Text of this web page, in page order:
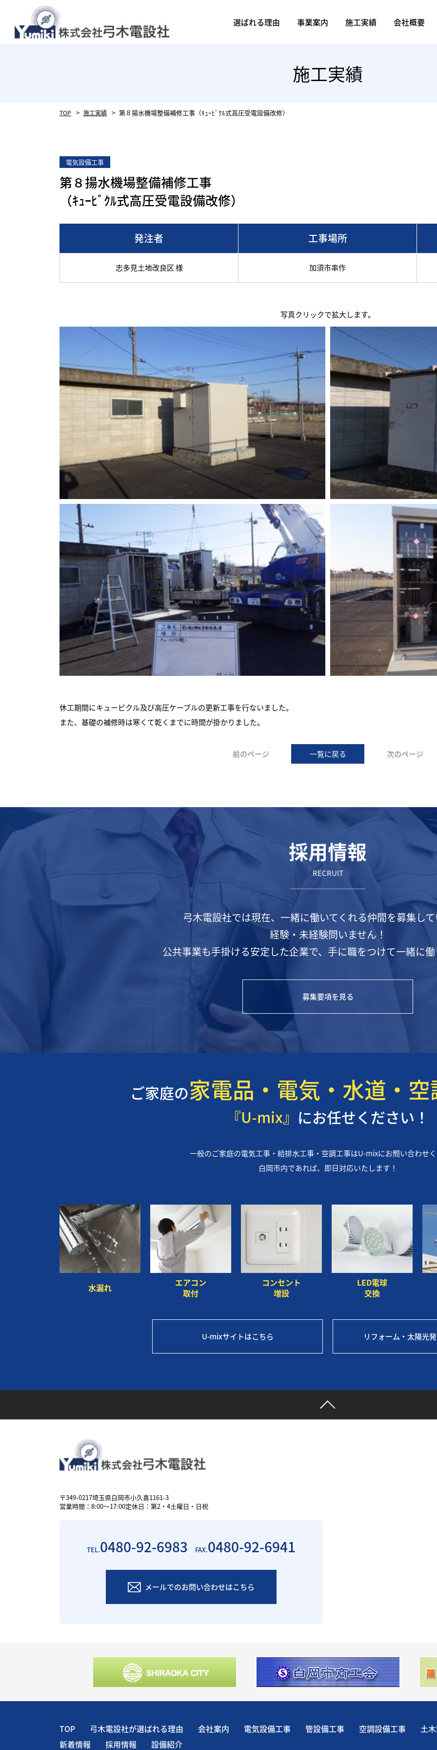
選ばれる理由
事業案内
施工実績
会社概要
施工実績
TOP 施工実績 第８揚水機場整備補修工事（ｷｭｰﾋﾞｸﾙ式高圧受電設備改修）
電気設備工事
第８揚水機場整備補修工事
（ｷｭｰﾋﾞｸﾙ式高圧受電設備改修）
発注者 工事場所
志多見土地改良区 様 加須市串作
写真クリックで拡大します。
休工期間にキュービクル及び高圧ケーブルの更新工事を行ないました。
また、基礎の補修時は寒くて乾くまでに時間が掛かりました。
前のページ 一覧に戻る 次のページ
採用情報
RECRUIT
弓木電設社では現在、一緒に働いてくれる仲間を募集し
経験・未経験問いません！
公共事業も手掛ける安定した企業で、手に職をつけて一緒に
募集要項を見る
ご家庭の家電品・電気・水道・空
『U-mix』 にお任せください！
一般のご家庭の電気工事・給排水工事・空調工事はU-mixにお問い合わせ
白岡市内であれば、即日対応いたします！
水漏れ
エアコン
取付
コンセント
増設
LED電球
交換
U-mixサイトはこちら リフォーム・太陽光
〒349-0217埼玉県白岡市小久喜1161-3
営業時間：8:00～17:00定休日：第2・4土曜日・日祝
TEL.0480-92-6983 FAX.0480-92-6941
メールでのお問い合わせはこちら
TOP 弓木電設社が選ばれる理由 会社案内 電気設備工事 管設備工事 空調設備工事
土
新着情報
採用情報 設備紹介